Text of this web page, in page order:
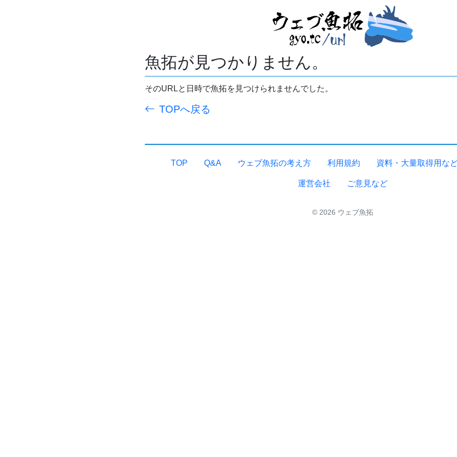
魚拓が見つかりません。
そのURLと日時で魚拓を見つけられませんでした。
TOPへ戻る
TOP Q&A ウェブ魚拓の考え方 利用規約 資料・大量取得用な
運営会社 ご意見など
© 2026 ウェブ魚拓